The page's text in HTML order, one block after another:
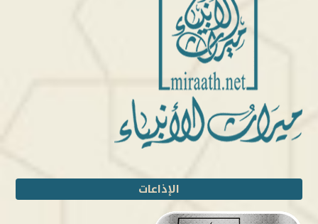
الإذاعات